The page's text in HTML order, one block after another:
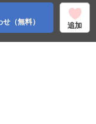
46.3㎡
山形駅
山形県山
せ（無料）
追加